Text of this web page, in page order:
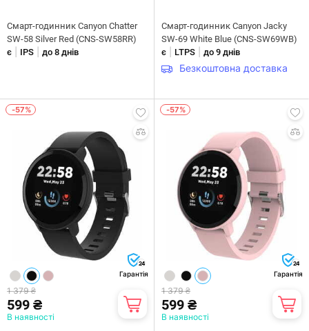
Смарт-годинник Canyon Chatter
SW-58 Silver Red (CNS-SW58RR)
є
IPS до 8 днів
Смарт-годинник Canyon Jacky
SW-69 White Blue (CNS-SW69WB)
є
LTPS до 9 днів
Безкоштовна доставка
-57%
24
Гарантія
1 379 ₴
599 ₴
В наявності
-57%
24
Гарантія
1 379 ₴
599 ₴
В наявності